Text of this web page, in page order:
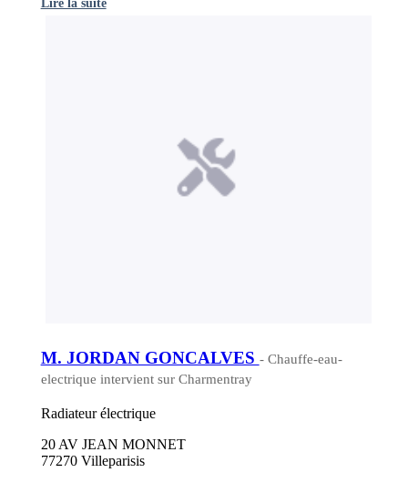
M. JORDAN GONCALVES - Chauffe-eau-
electrique intervient sur Charmentray
Radiateur électrique
20 AV JEAN MONNET
77270 Villeparisis